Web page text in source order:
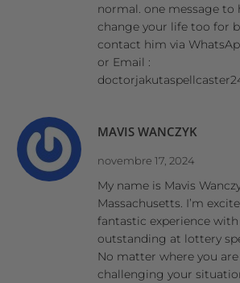
normal. one message to
change your life too for
contact him via
or Email :
MAVIS WANCZYK
novembre 17, 2024
My name is Mavis
Massachusetts. I’m
fantastic experience
outstanding at lottery
No matter where you
challenging your